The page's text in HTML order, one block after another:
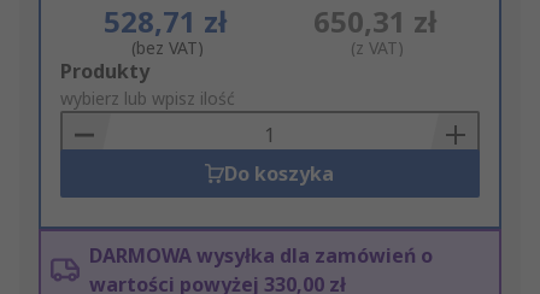
528,71 zł
(bez VAT)
650,31 zł
(z VAT)
Add
to
Basket
Produkty
wybierz lub wpisz ilość
Do koszyka
DARMOWA wysyłka dla zamówień o
wartości powyżej 330,00 zł